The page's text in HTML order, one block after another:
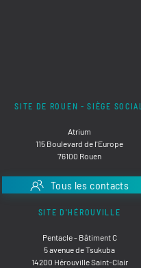
SITE DE ROUEN - SIÈGE SOCIAL
Atrium
115 Boulevard de l'Europe
76100 Rouen
Tous les contacts
SITE D'HÉROUVILLE
Pentacle - Bâtiment C
5 avenue de Tsukuba
14200 Hérouville Saint-Clair